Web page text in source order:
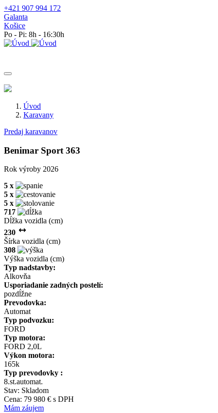
+421 907 994 172
Galanta
Košice
Po - Pi: 8h - 16:30h
Úvod
Karavany
Predaj karavanov
Benimar Sport 363
Rok výroby 2026
5 x
5 x
5 x
717
Dĺžka vozidla (cm)
230
Šírka vozidla (cm)
308
Výška vozidla (cm)
Typ nadstavby:
Alkovňa
Usporiadanie zadných postelí:
pozdĺžne
Prevodovka:
Automat
Typ podvozku:
FORD
Typ motora:
FORD 2,0L
Výkon motora:
165k
Typ prevodovky :
8.st.automat.
Stav: Skladom
Cena: 79 980 € s DPH
Mám záujem